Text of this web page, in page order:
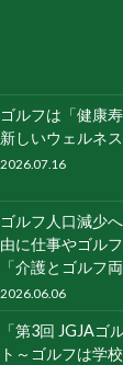
ゴルフは「健康
新しいウェルネ
2026.07.16
ゴルフ人口減少
由に仕事やゴル
「介護とゴルフ
2026.06.06
「第3回 JGJAゴ
ト～ゴルフは学